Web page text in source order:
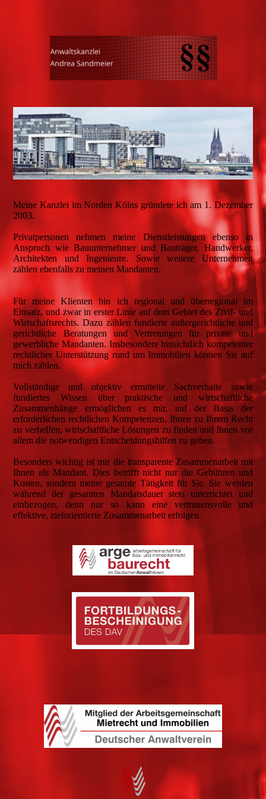
Meine Kanzlei im Norden Kölns gründete ich am 1. Dezember
2003.
Privatpersonen nehmen meine Dienstleistungen ebenso in
Anspruch wie Bauunternehmer und Bauträger, Handwerker,
Architekten und Ingenieure. Sowie weitere Unternehmen
zählen ebenfalls zu meinen Mandanten.
Für meine Klienten bin ich regional und überregional im
Einsatz, und zwar in erster Linie auf dem Gebiet des Zivil- und
Wirtschaftsrechts. Dazu zählen fundierte außergerichtliche und
gerichtliche Beratungen und Vertretungen für private und
gewerbliche Mandanten. Insbesondere hinsichtlich kompetenter
rechtlicher Unterstützung rund um Immobilien können Sie auf
mich zählen.
Vollständige und objektiv ermittelte Sachverhalte sowie
fundiertes Wissen über praktische und wirtschaftliche
Zusammenhänge ermöglichen es mir, auf der Basis der
erforderlichen rechtlichen Kompetenzen, Ihnen zu Ihrem Recht
zu verhelfen, wirtschaftliche Lösungen zu finden und Ihnen vor
allem die notwendigen Entscheidungshilfen zu geben.
Besonders wichtig ist mir die transparente Zusammenarbeit mit
Ihnen als Mandant. Dies betrifft nicht nur die Gebühren und
Kosten, sondern meine gesamte Tätigkeit für Sie. Sie werden
während der gesamten Mandatsdauer stets unterrichtet und
einbezogen, denn nur so kann eine vertrauensvolle und
effektive, zielorientierte Zusammenarbeit erfolgen.